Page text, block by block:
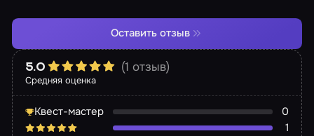
Средняя оценка
5.0 (1 отзыв)
Квест-мастер
0
1
Оставить отзыв